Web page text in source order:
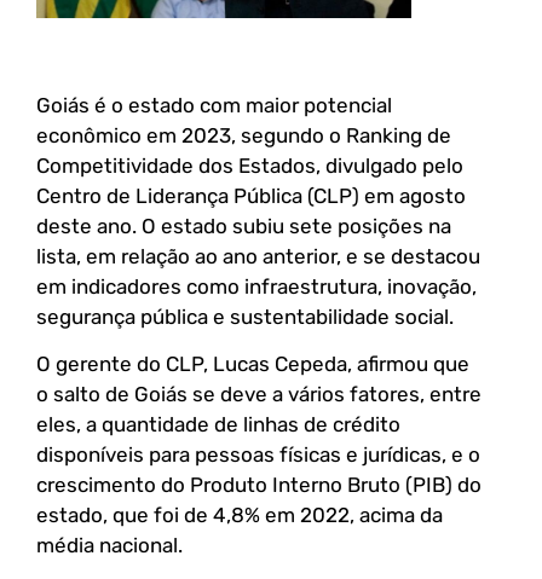
Goiás é o estado com maior potencial
econômico em 2023, segundo o Ranking de
Competitividade dos Estados, divulgado pelo
Centro de Liderança Pública (CLP) em agosto
deste ano. O estado subiu sete posições na
lista, em relação ao ano anterior, e se destacou
em indicadores como infraestrutura, inovação,
segurança pública e sustentabilidade social.
O gerente do CLP, Lucas Cepeda, afirmou que
o salto de Goiás se deve a vários fatores, entre
eles, a quantidade de linhas de crédito
disponíveis para pessoas físicas e jurídicas, e o
crescimento do Produto Interno Bruto (PIB) do
estado, que foi de 4,8% em 2022, acima da
média nacional.